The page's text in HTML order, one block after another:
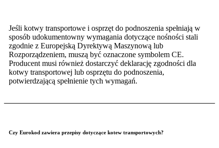
Jeśli kotwy transportowe i osprzęt do podnoszenia spełniają w
sposób udokumentowny wymagania dotyczące nośności stali
zgodnie z Europejską Dyrektywą Maszynową lub
Rozporządzeniem, muszą być oznaczone symbolem CE.
Producent musi również dostarczyć deklarację zgodności dla
kotwy transportowej lub osprzętu do podnoszenia,
potwierdzającą spełnienie tych wymagań.
Czy Eurokod zawiera przepisy dotyczące kotew transportowych?